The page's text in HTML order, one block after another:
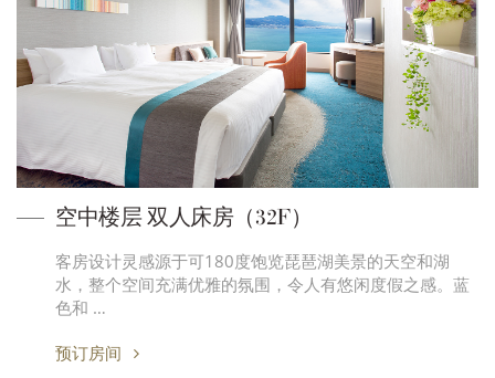
空中楼层 双人床房（32F）
客房设计灵感源于可180度饱览琵琶湖美景的天空和湖
水，整个空间充满优雅的氛围，令人有悠闲度假之感。蓝
色和 …
预订房间